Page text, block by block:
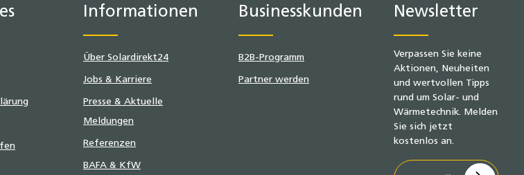
Informationen
Über Solardirekt24
Jobs & Karriere
Presse & Aktuelle
Meldungen
Referenzen
BAFA & KfW
Businesskunden
B2B-Programm
Partner werden
Newsletter
Verpassen Sie keine
Aktionen, Neuheiten
und wertvollen Tipps
rund um Solar- und
Wärmetechnik. Melden
Sie sich jetzt
kostenlos an.
E-Mail-Adresse*